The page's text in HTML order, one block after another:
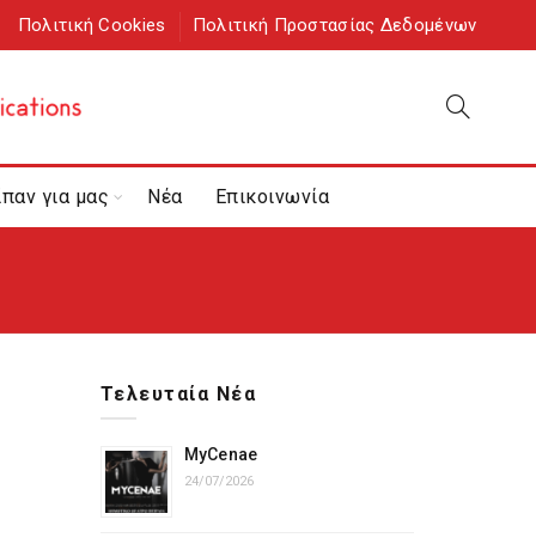
Πολιτική Cookies Πολιτική Προστασίας Δεδομένων
για μας Νέα Επικοινωνία
Τελευταία Νέα
MyCenae
24/07/2026